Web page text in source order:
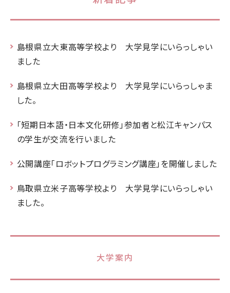
島根県立大東高等学校より 大学見学にいらっしゃい
ました
島根県立大田高等学校より 大学見学にいらっしゃま
した。
「短期日本語・日本文化研修」参加者と松江キャンパス
の学生が交流を行いました
公開講座「ロボットプログラミング講座」を開催しました
鳥取県立米子高等学校より 大学見学にいらっしゃい
ました。
大学案内